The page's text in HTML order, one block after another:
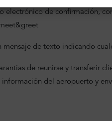
electrónico de confirmación,
mensaje de texto indicando
de reunirse y transferir
del aeropuerto y